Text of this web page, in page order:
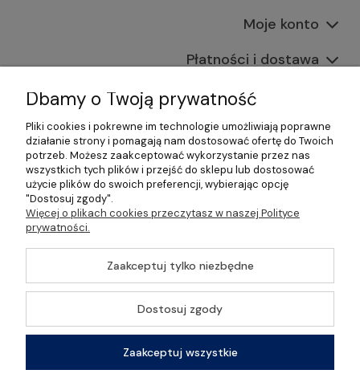
Moje konto
Płatności i dostawa
Informacje
O nas
©2026 Wszelkie Prawa Zastrzeżone | Gastrosklep |
Wyposażenie gastronomii, restauracji oraz barów
Szablon Master byEcommercy
Pokaż pełną wersję strony
Sklep internetowy Shoper Premium
Dbamy o Twoją prywatność
Pliki cookies i pokrewne im technologie umożliwiają poprawne
działanie strony i pomagają nam dostosować ofertę do Twoich
potrzeb. Możesz zaakceptować wykorzystanie przez nas
wszystkich tych plików i przejść do sklepu lub dostosować
użycie plików do swoich preferencji, wybierając opcję
"Dostosuj zgody".
Więcej o plikach cookies przeczytasz w naszej Polityce
prywatności.
Zaakceptuj tylko niezbędne
Dostosuj zgody
Zaakceptuj wszystkie